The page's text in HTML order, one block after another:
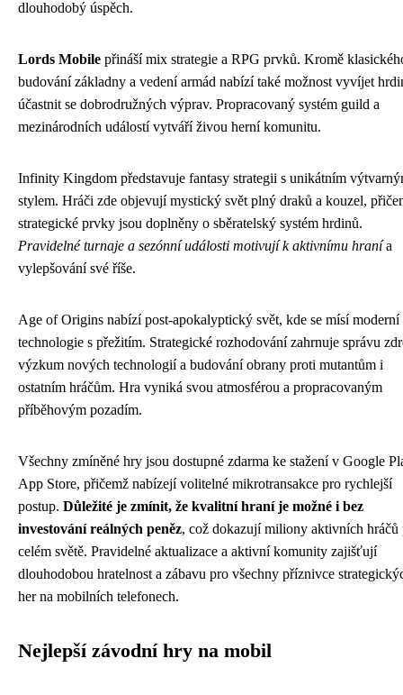
dlouhodobý úspěch.
Lords Mobile přináší mix strategie a RPG prvků. Kromě
budování základny a vedení armád nabízí také možnost vyvíjet
účastnit se dobrodružných výprav. Propracovaný systém guild a
mezinárodních událostí vytváří živou herní komunitu.
Infinity Kingdom představuje fantasy strategii s unikátním
stylem. Hráči zde objevují mystický svět plný draků a kouzel,
strategické prvky jsou doplněny o sběratelský systém hrdinů.
Pravidelné turnaje a sezónní události motivují k aktivnímu hranía
vylepšování své říše.
Age of Origins nabízí post-apokalyptický svět, kde se mísí moderní
technologie s přežitím. Strategické rozhodování zahrnuje správu
výzkum nových technologií a budování obrany proti mutantům i
ostatním hráčům. Hra vyniká svou atmosférou a propracovaným
příběhovým pozadím.
Všechny zmíněné hry jsou dostupné zdarma ke stažení v Google
App Store, přičemž nabízejí volitelné mikrotransakce pro rychlejší
postup. Důležité je zmínit, že kvalitní hraní je možné i bez
investování reálných peněz, což dokazují miliony aktivních hráčů
celém světě. Pravidelné aktualizace a aktivní komunity zajišťují
dlouhodobou hratelnost a zábavu pro všechny příznivce
her na mobilních telefonech.
Nejlepší závodní hry na mobil